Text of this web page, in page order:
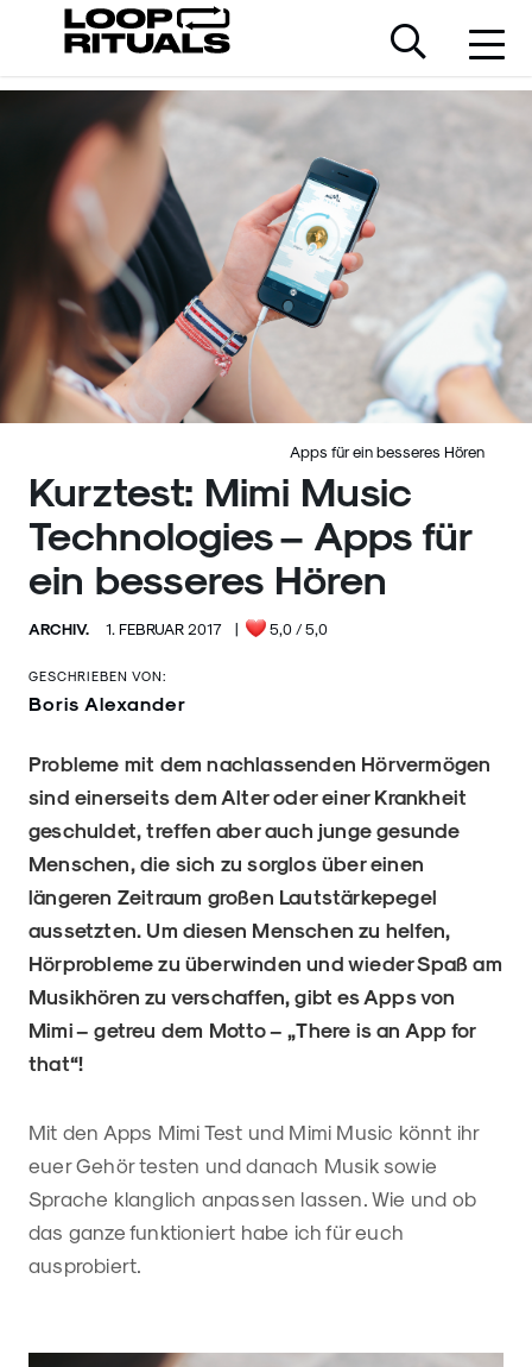
Apps für ein besseres Hören
Kurztest: Mimi Music
Technologies – Apps für
ein besseres Hören
ARCHIV. 1. FEBRUAR 2017 | 5,0 / 5,0
GESCHRIEBEN VON:
Boris Alexander
Probleme mit dem nachlassenden Hörvermögen
sind einerseits dem Alter oder einer Krankheit
geschuldet, treffen aber auch junge gesunde
Menschen, die sich zu sorglos über einen
längeren Zeitraum großen Lautstärkepegel
aussetzten. Um diesen Menschen zu helfen,
Hörprobleme zu überwinden und wieder Spaß am
Musikhören zu verschaffen, gibt es Apps von
Mimi – getreu dem Motto – „There is an App for
that“!
Mit den Apps Mimi Test und Mimi Music könnt ihr
euer Gehör testen und danach Musik sowie
Sprache klanglich anpassen lassen. Wie und ob
das ganze funktioniert habe ich für euch
ausprobiert.